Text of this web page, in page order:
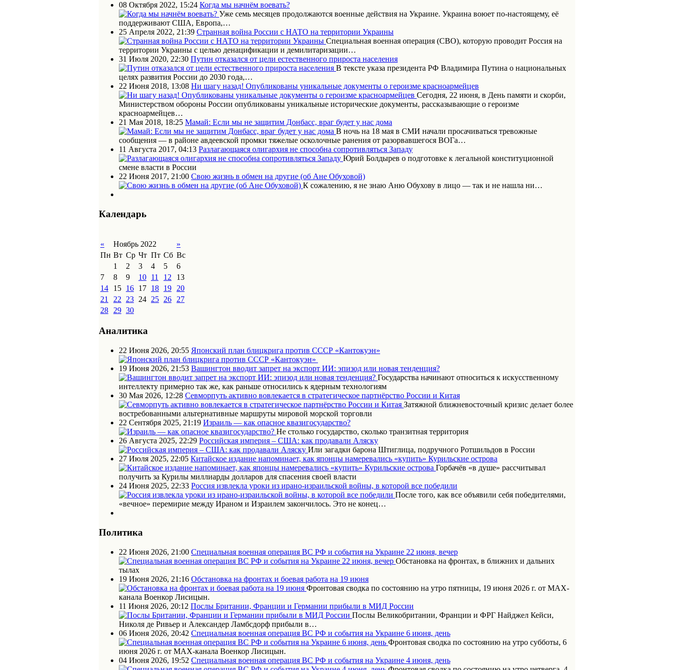
08 Октября 2022, 15:24 Когда мы начнём воевать?
Уже семь месяцев продолжаются военные действия на Украине. Украина воюет по-настоящему, её
поддерживают США, Европа,…
25 Апреля 2022, 21:39 Странная война России с НАТО на территории Украины
Специальная военная операция (СВО), которую проводит Россия на
территории Украины с целью денацификации и демилитаризации…
31 Июля 2020, 22:30 Путин отказался от цели естественного прироста населения
В тексте указа президента РФ Владимира Путина о национальных
целях развития России до 2030 года,…
22 Июня 2018, 13:08 Ни шагу назад! Опубликованы уникальные документы о героизме красноармейцев
Сегодня, 22 июня, в День памяти и скорби,
Министерством обороны России опубликованы уникальные исторические документы, рассказывающие о героизме
красноармейцев…
21 Мая 2018, 18:25 Мамай: Если мы не защитим Донбасс, враг будет у нас дома
В ночь на 18 мая в СМИ начали просачиваться тревожные
сообщения — в районе авдеевской промки тяжелые осколочные ранения от разорвавшегося ВОГа…
11 Августа 2017, 04:13 Разлагающаяся олигархия не способна сопротивляться Западу
Юрий Болдырев о подготовке к легальной конституционной
смене власти в России
22 Июня 2017, 21:00 Свою жизнь в обмен на другие (об Ане Обуховой)
К сожалению, я не знаю Аню Обухову в лицо — так и не нашла ни…
Календарь
« Ноябрь 2022
»
Пн Вт Ср Чт Пт Сб Вс
1
2 3 4 5
6
7
8 9 10 11 12
13
14
15 16 17 18 19
20
21
22 23 24 25 26
27
28
29 30
Аналитика
22 Июня 2026, 20:55 Японский план блицкрига против СССР «Кантокуэн»
19 Июня 2026, 21:53 Вашингтон вводит запрет на экспорт ИИ: эпизод или новая тенденция?
Государства начинают относиться к искусственному
интеллекту примерно так же, как раньше относились к ядерным технологиям
30 Мая 2026, 12:28 Севморпуть активно вовлекается в стратегическое партнёрство России и Китая
Затяжной ближневосточный кризис делает более
востребованными альтернативные маршруты мировой морской торговли
22 Сентября 2025, 21:19 Израиль — как опасное квазигосударство?
Не столько государство, сколько транзитная территория
26 Августа 2025, 22:29 Российская империя – США: как продавали Аляску
Или загадки барона Штиглица, подручного Ротшильдов в России
27 Июля 2025, 22:05 Китайское издание напоминает, как японцы намеревались «купить» Курильские острова
Горбачёв «в душе» рассчитывал
получить за Курилы миллиарды долларов для спасения своей власти
24 Июня 2025, 22:33 Россия извлекла уроки из ирано-израильской войны, в которой все победили
После того, как все объявили себя победителями,
«вечное» перемирие между Ираном и Израилем закончилось. Это не конец…
Политика
22 Июня 2026, 21:00 Специальная военная операция ВС РФ и события на Украине 22 июня, вечер
Обстановка на фронтах, в ближних и дальних
тылах
19 Июня 2026, 21:16 Обстановка на фронтах и боевая работа на 19 июня
Фронтовая сводка по состоянию на утро пятницы, 19 июня 2026 г. от МАХ-
канала Военкор Лисицын.
11 Июня 2026, 20:12 Послы Британии, Франции и Германии прибыли в МИД России
Послы Великобритании, Франции и ФРГ Найджел Кейси,
Николя де Ривьер и Александер Ламбсдорф прибыли в…
06 Июня 2026, 20:42 Специальная военная операция ВС РФ и события на Украине 6 июня, день
Фронтовая сводка по состоянию на утро субботы, 6
июня 2026 г. от МАХ-канала Военкор Лисицын.
04 Июня 2026, 19:52 Специальная военная операция ВС РФ и события на Украине 4 июня, день